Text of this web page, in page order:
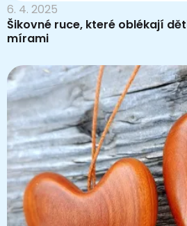
6. 4. 2025
Šikovné ruce, které oblékají
mírami